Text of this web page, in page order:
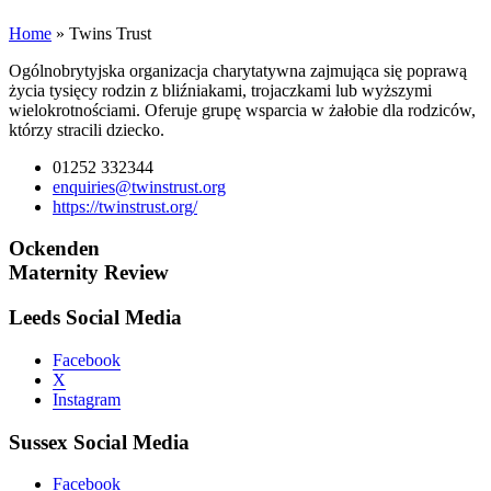
Home » Twins Trust
Ogólnobrytyjska organizacja charytatywna zajmująca się poprawą
życia tysięcy rodzin z bliźniakami, trojaczkami lub wyższymi
wielokrotnościami. Oferuje grupę wsparcia w żałobie dla rodziców,
którzy stracili dziecko.
01252 332344
enquiries@twinstrust.org
https://twinstrust.org/
Ockenden
Maternity Review
Leeds Social Media
Facebook
X
Instagram
Sussex Social Media
Facebook